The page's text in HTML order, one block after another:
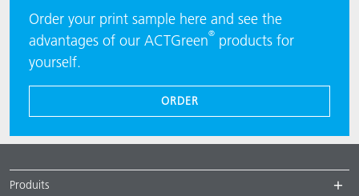
Order your print sample here and see the
advantages of our ACTGreen® products for
yourself.
ORDER
Produits